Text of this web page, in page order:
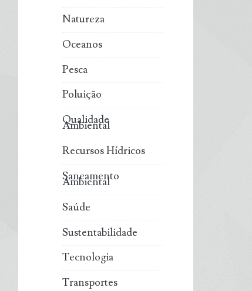
Natureza
Oceanos
Pesca
Poluição
Qualidade
Ambiental
Recursos Hídricos
Saneamento
Ambiental
Saúde
Sustentabilidade
Tecnologia
Transportes